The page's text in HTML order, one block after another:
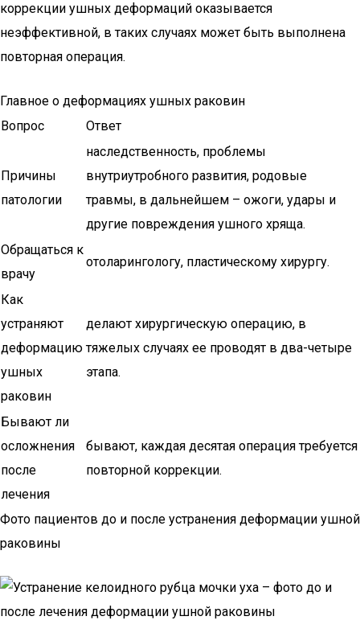
коррекции ушных деформаций оказывается
неэффективной, в таких случаях может быть выполнена
повторная операция.
Главное о деформациях ушных раковин
Вопрос
Ответ
Причины
патологии
наследственность, проблемы
внутриутробного развития, родовые
травмы, в дальнейшем – ожоги, удары и
другие повреждения ушного хряща.
Обращаться к
врачу
отоларингологу, пластическому хирургу.
Как
устраняют
деформацию
ушных
раковин
делают хирургическую операцию, в
тяжелых случаях ее проводят в два-четыре
этапа.
Бывают ли
осложнения
после
лечения
бывают, каждая десятая операция требуется
повторной коррекции.
Фото пациентов до и после устранения деформации ушной
раковины